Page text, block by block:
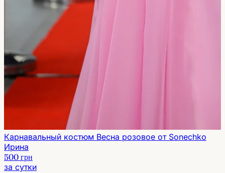
Карнавальный костюм Весна розовое от Sonechko
Ирина
500 грн
за сутки